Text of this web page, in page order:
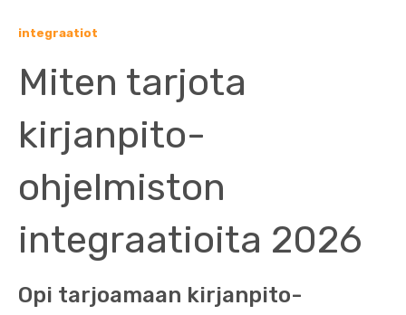
integraatiot
Miten tarjota
kirjanpito-
ohjelmiston
integraatioita 2026
Opi tarjoamaan kirjanpito-